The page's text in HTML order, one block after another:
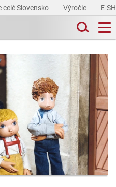
celé Slovensko Výročie E-